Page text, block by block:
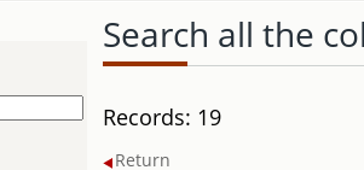
Search all the
Records: 19
Return